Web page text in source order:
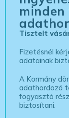
Tisztelt
Fizetésnél
adatainak
A Kormány
adathordozó
fogyasztó
biztosítani.